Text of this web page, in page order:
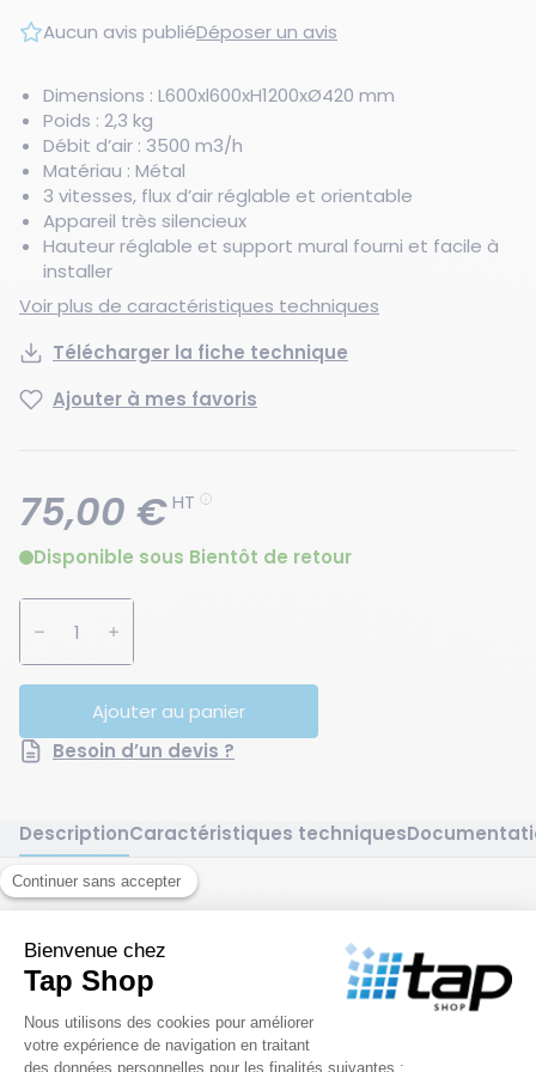
Aucun avis publiéDéposer un avis
Dimensions : L600xl600xH1200xØ420 mm
Poids : 2,3 kg
Débit d’air : 3500 m3/h
Matériau : Métal
3 vitesses, flux d’air réglable et orientable
Appareil très silencieux
Hauteur réglable et support mural fourni et facile à
installer
Voir plus de caractéristiques techniques
Télécharger la fiche technique
Ajouter à mes favoris
75,00 €HT
Disponible sous Bientôt de retour
Augmenter la quantité
Ajouter au panier
Besoin d’un devis ?
DescriptionCaractéristiques techniques
Ventilateur sur pied professionnel silencieux avec
oscillation, 3 vitesses de soufflage et hauteur réglable,
idéal pour le brassage d’air des ateliers, bureaux et
locaux industriels.